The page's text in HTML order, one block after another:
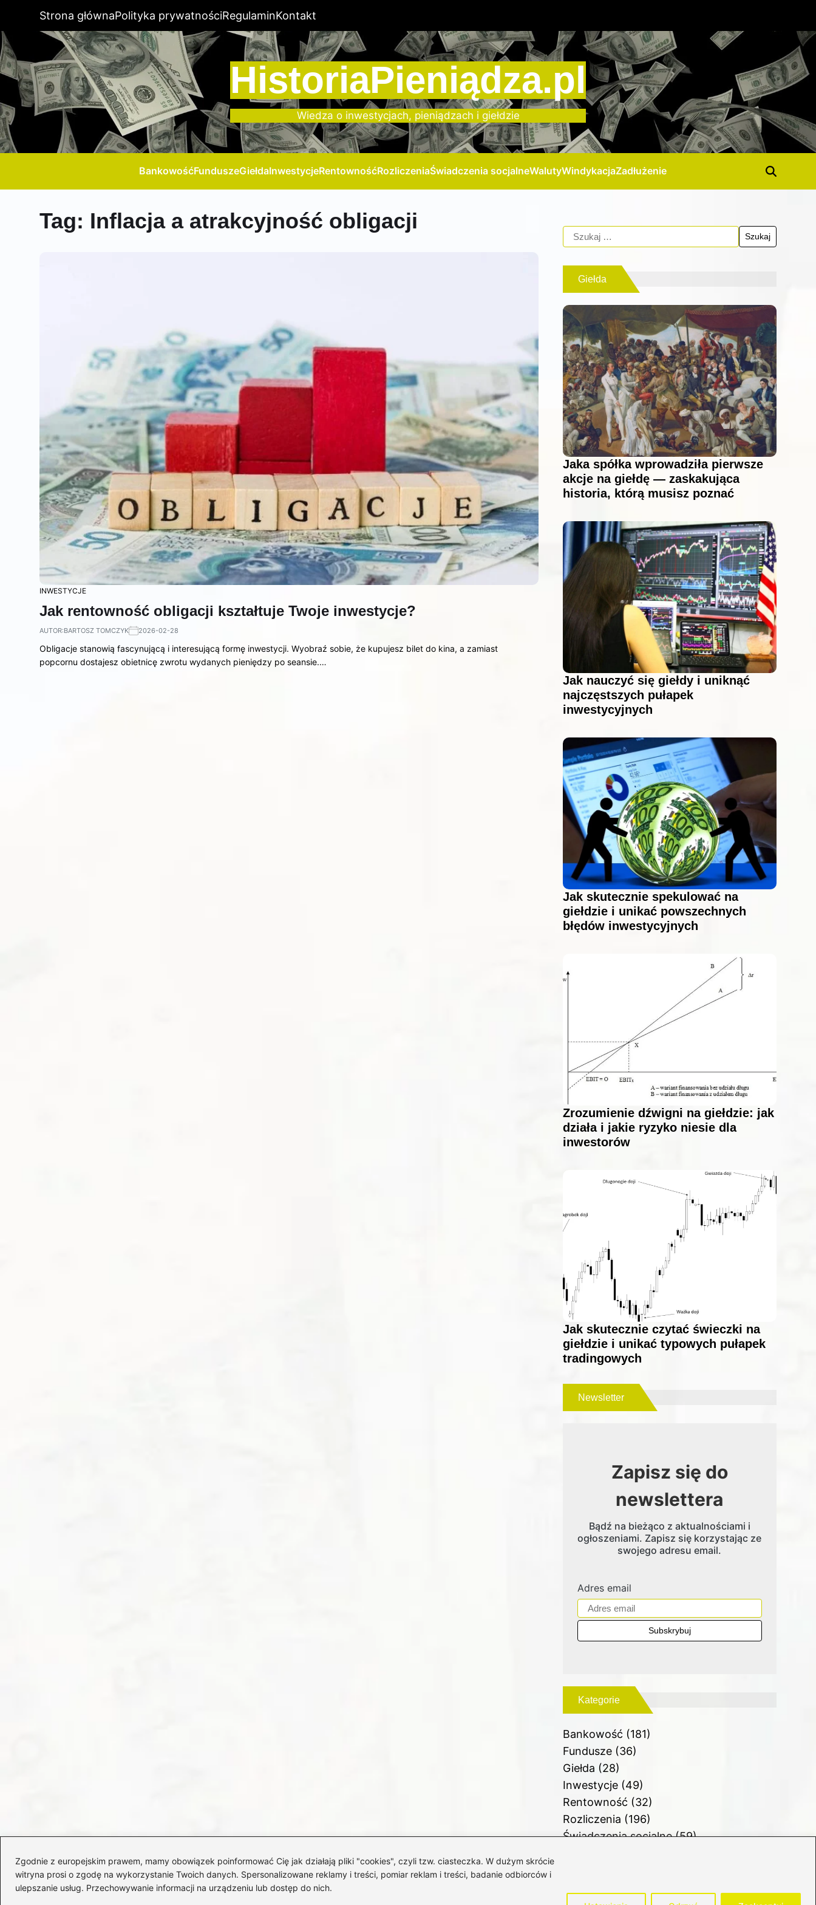
Zgodnie z europejskim prawem, mamy obowiązek poinformować Cię jak działają pliki "cookies", czyli tzw. ciasteczka. W dużym skrócie
witryna prosi o zgodę na wykorzystanie Twoich danych. Spersonalizowane reklamy i treści, pomiar reklam i treści, badanie odbiorców i
ulepszanie usług. Przechowywanie informacji na urządzeniu lub dostęp do nich.
Strona głównaPolityka prywatnościRegulaminKontakt
HistoriaPieniądza.pl
Wiedza o inwestycjach, pieniądzach i giełdzie
BankowośćFunduszeGiełdaInwestycjeRentownośćRozliczeniaŚwiadczenia socjalneWalutyWindykacjaZadłużenie
Tag: Inflacja a atrakcyjność obligacji
INWESTYCJE
Jak rentowność obligacji kształtuje Twoje inwestycje?
AUTOR:BARTOSZ TOMCZYK 2026-02-28
Obligacje stanowią fascynującą i interesującą formę inwestycji. Wyobraź sobie, że kupujesz bilet do kina, a zamiast
popcornu dostajesz obietnicę zwrotu wydanych pieniędzy po seansie.…
Giełda
Jaka spółka wprowadziła pierwsze
akcje na giełdę — zaskakująca
historia, którą musisz poznać
Jak nauczyć się giełdy i uniknąć
najczęstszych pułapek
inwestycyjnych
Jak skutecznie spekulować na
giełdzie i unikać powszechnych
błędów inwestycyjnych
Zrozumienie dźwigni na giełdzie: jak
działa i jakie ryzyko niesie dla
inwestorów
Jak skutecznie czytać świeczki na
giełdzie i unikać typowych pułapek
tradingowych
Newsletter
Zapisz się do
newslettera
Bądź na bieżąco z aktualnościami i
ogłoszeniami. Zapisz się korzystając ze
swojego adresu email.
Adres email
Kategorie
Bankowość (181)
Fundusze(36)
Giełda (28)
Inwestycje(49)
Rentowność (32)
Rozliczenia (196)
Świadczenia socjalne(59)